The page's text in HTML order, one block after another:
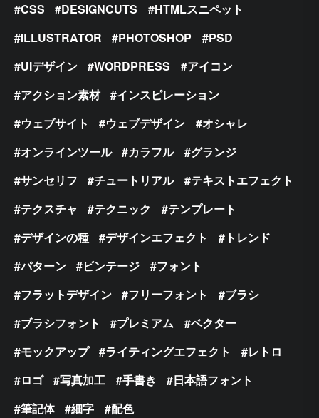
CSS DESIGNCUTS
HTMLスニペット
ILLUSTRATOR
PHOTOSHOP
PSD
UIデザイン
WORDPRESS
アイコン
アクション素材
インスピレーション
ウェブサイト
ウェブデザイン
オシャレ
オンラインツール
カラフル
グランジ
サンセリフ
チュートリアル
テキストエフェクト
テクスチャ
テクニック
テンプレート
デザインの種
デザインエフェクト
トレンド
パターン
ビンテージ
フォント
フラットデザイン
フリーフォント
ブラシ
ブラシフォント
プレミアム
ベクター
モックアップ
ライティングエフェクト
レトロ
ロゴ
写真加工 手書き
日本語フォント
筆記体
細字 配色